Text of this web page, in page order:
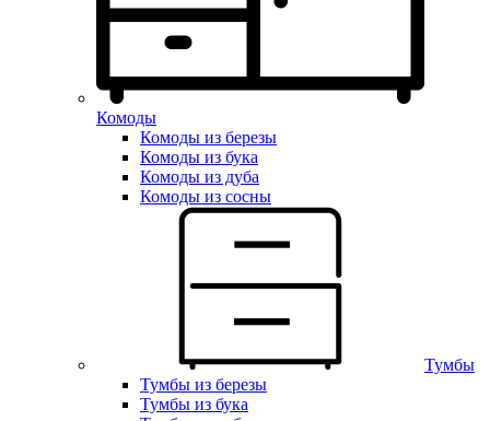
Комоды
Комоды из березы
Комоды из бука
Комоды из дуба
Комоды из сосны
Тумбы
Тумбы из березы
Тумбы из бука